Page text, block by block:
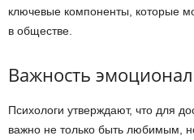
ключевые компоненты, которые
в обществе.
Важность
Психологи утверждают, что для
важно не только быть любимым,